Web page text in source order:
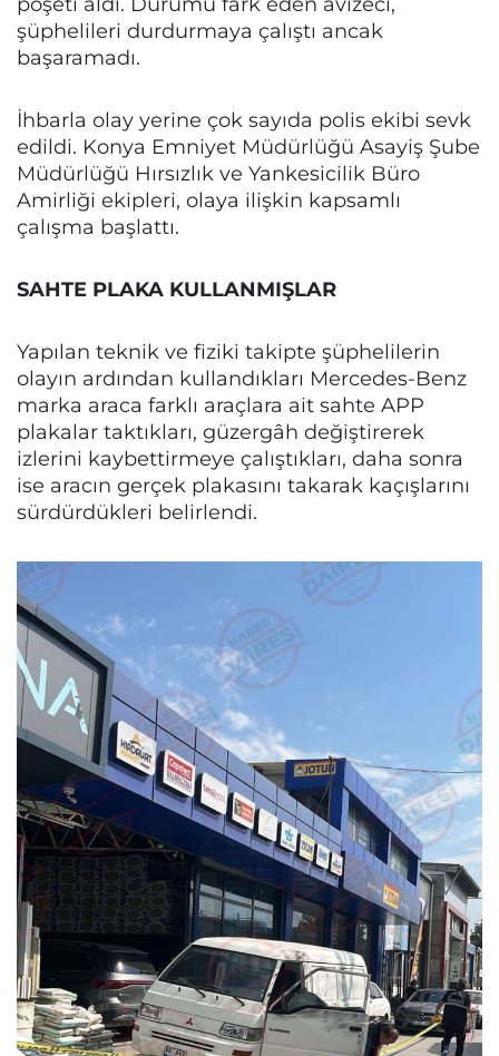
şüphelileri durdurmaya çalıştı ancak
başaramadı.
İhbarla olay yerine çok sayıda polis ekibi sevk
edildi. Konya Emniyet Müdürlüğü Asayiş Şube
Müdürlüğü Hırsızlık ve Yankesicilik Büro
Amirliği ekipleri, olaya ilişkin kapsamlı
çalışma başlattı.
SAHTE PLAKA KULLANMIŞLAR
Yapılan teknik ve fiziki takipte şüphelilerin
olayın ardından kullandıkları Mercedes-Benz
marka araca farklı araçlara ait sahte APP
plakalar taktıkları, güzergâh değiştirerek
izlerini kaybettirmeye çalıştıkları, daha sonra
ise aracın gerçek plakasını takarak kaçışlarını
sürdürdükleri belirlendi.